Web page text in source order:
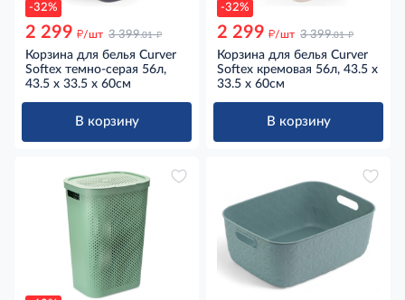
-32%
2 299 д/шт 3 399.01 д
Корзина для белья Curver
Softex темно-серая 56л,
43.5 x 33.5 x 60см
В корзину
-32%
2 299 д/шт 3 399.01 д
Корзина для белья Curver
Softex кремовая 56л, 43.5 x
33.5 x 60см
В корзину